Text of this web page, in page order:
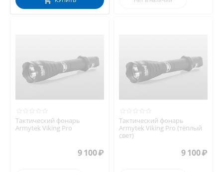
Тактический фонарь
Armytek Viking Pro
9 100₽
Тактический фонарь
Armytek Viking Pro (тёплый
свет)
9 100₽